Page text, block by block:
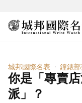
城邦國際名表 鐘錶部
你是「專賣
派」？